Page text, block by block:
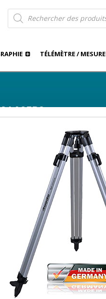
Recherche
TÉLÉMÈTRE / MESURE
LASERS